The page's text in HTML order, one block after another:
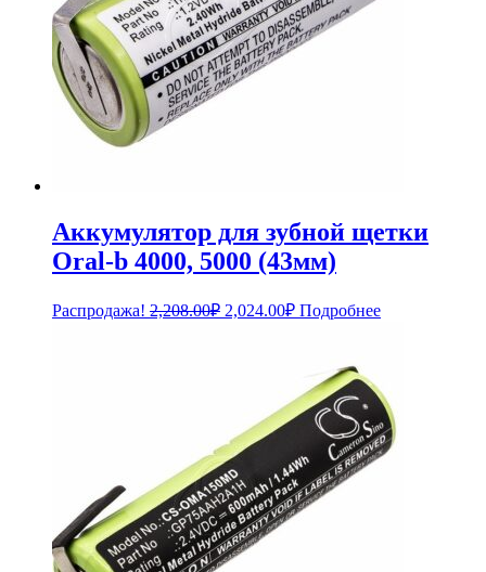
Аккумулятор для зубной щетки
Oral-b 4000, 5000 (43мм)
Распродажа! 2,208.00₽ Первоначальная
2,024.00₽Текущая
цена:
Подробнее